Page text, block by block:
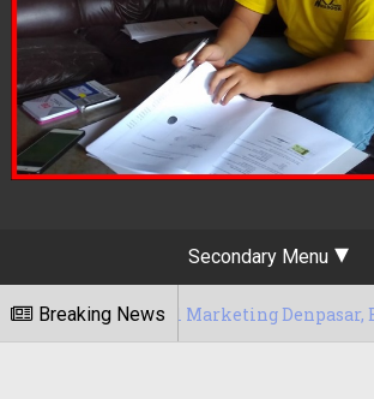
Secondary Menu
Breaking News
Marketing Denpasar, Bali Bergaransi